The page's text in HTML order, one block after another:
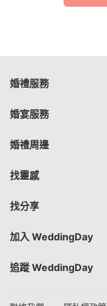
婚禮服務
婚宴服務
婚禮周邊
找靈感
找分享
加入 WeddingDay
追蹤 WeddingDay